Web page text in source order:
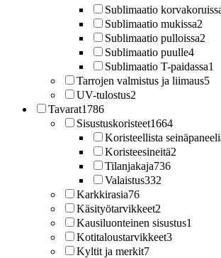
Sublimaatio
Sublimaatio mukissa2
Sublimaatio pulloissa2
Sublimaatio puulle4
Sublimaatio T-paidassa1
Tarrojen valmistus ja liimaus5
UV-tulostus2
Tavarat1786
Sisustuskoristeet1664
Koristeellista
Koristeesineitä2
Tilanjakaja736
Valaistus332
Karkkirasia76
Käsityötarvikkeet2
Kausiluonteinen sisustus1
Kotitaloustarvikkeet3
Kyltit ja merkit7